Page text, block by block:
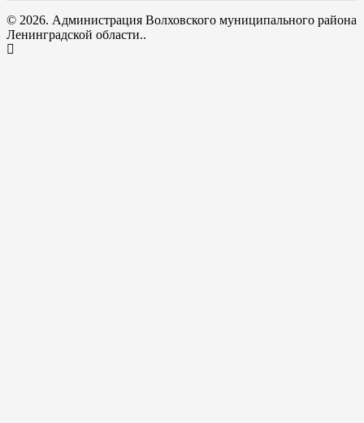
© 2026. Администрация Волховского муниципального района
Ленинградской области..